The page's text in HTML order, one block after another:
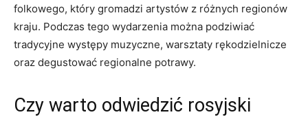
⁢folkowego, który gromadzi artystów z różnych‌ regionów
kraju. Podczas tego wydarzenia można ⁢podziwiać
tradycyjne występy muzyczne, warsztaty rękodzielnicze
oraz degustować regionalne potrawy.
Czy ‍warto odwiedzić rosyjski